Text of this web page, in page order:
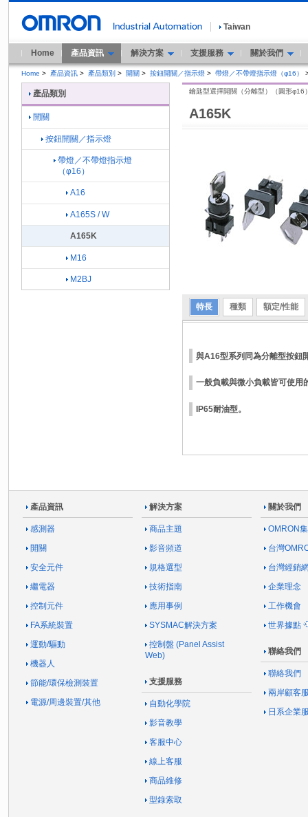
Taiwan
Home 產品資訊 解決方案 支援服務 關於我們
Home > 產品資訊 > 產品類別 > 開關 > 按鈕開關／指示燈 > 帶燈／不帶燈指示燈（φ16）
A165K
鑰匙型選擇開關（分離型）（圓形φ16
特長 種類 額定/性能
與A16型系列同為分離型按鈕
一般負載與微小負載皆可使用
IP65耐油型。
產品類別
開關
按鈕開關／指示燈
帶燈／不帶燈指示燈
（φ16）
A16
A165S / W
A165K
M16
M2BJ
產品資訊
感測器
開關
安全元件
繼電器
控制元件
FA系統裝置
運動/驅動
機器人
節能/環保檢測裝置
電源/周邊裝置/其他
解決方案
商品主題
影音頻道
規格選型
技術指南
應用事例
SYSMAC解決方案
控制盤 (Panel Assist
Web)
支援服務
自動化學院
影音教學
客服中心
線上客服
商品維修
型錄索取
關於我們
OMRON
台灣
台灣經銷
企業理念
工作機會
世界據點
聯絡我們
聯絡我們
兩岸顧客
日系企業